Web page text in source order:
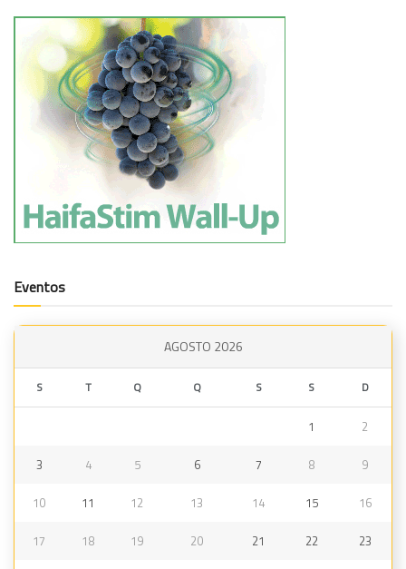
Eventos
AGOSTO 2026
S T Q Q S S D
1 2
3 4 5 6 7 8 9
10 11 12 13 14 15 16
17 18 19 20 21 22 23